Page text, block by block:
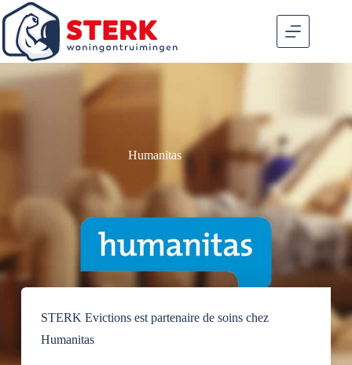
Humanitas
STERK Evictions est partenaire de soins chez
Humanitas